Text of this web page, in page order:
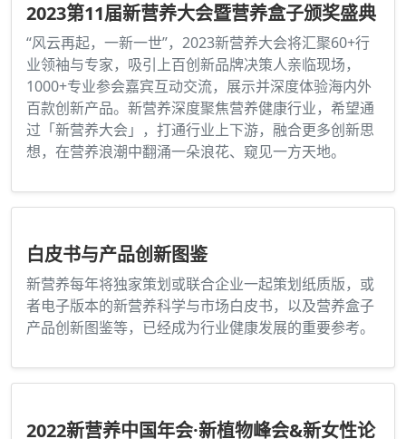
2023第11届新营养大会暨营养盒子颁奖盛典
“风云再起，一新一世”，2023新营养大会将汇聚60+行
业领袖与专家，吸引上百创新品牌决策人亲临现场，
1000+专业参会嘉宾互动交流，展示并深度体验海内外
百款创新产品。新营养深度聚焦营养健康行业，希望通
过「新营养大会」，打通行业上下游，融合更多创新思
想，在营养浪潮中翻涌一朵浪花、窥见一方天地。
白皮书与产品创新图鉴
新营养每年将独家策划或联合企业一起策划纸质版，或
者电子版本的新营养科学与市场白皮书，以及营养盒子
产品创新图鉴等，已经成为行业健康发展的重要参考。
2022新营养中国年会·新植物峰会&新女性论